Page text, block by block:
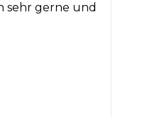
sehr gerne und